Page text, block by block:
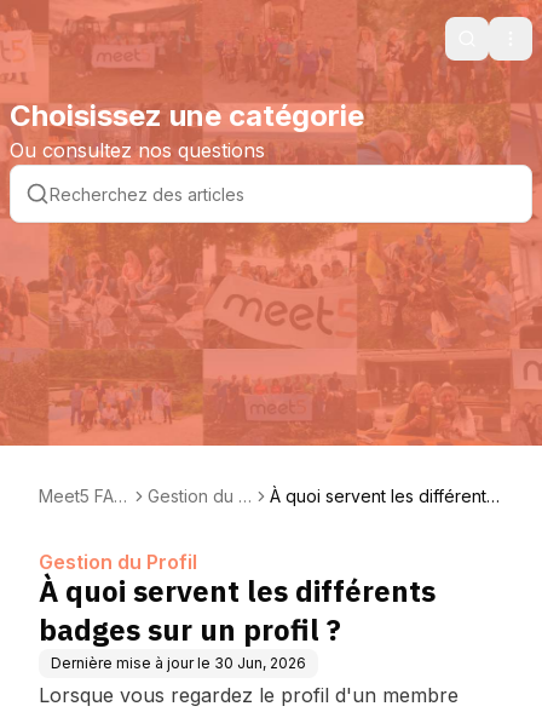
Search
Choisissez une catégorie
Ou consultez nos questions
Meet5 FAQ
Gestion du P
À quoi servent les différents
Gestion du Profil
À quoi servent les différents
badges sur un profil ?
Dernière mise à jour le 30 Jun, 2026
Lorsque vous regardez le profil d'un membre